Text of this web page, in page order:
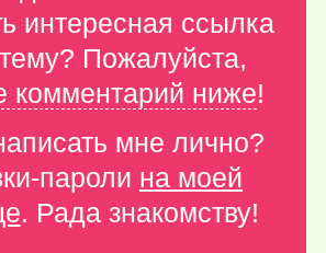
интересная ссылка
Пожалуйста,
комментарий ниже!
мне лично?
пароли на моей
. Рада знакомству!